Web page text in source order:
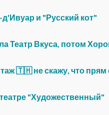
и "Русский кот"
Театр Вкуса, потом
🇹🇭 не скажу, что
"Художественный"